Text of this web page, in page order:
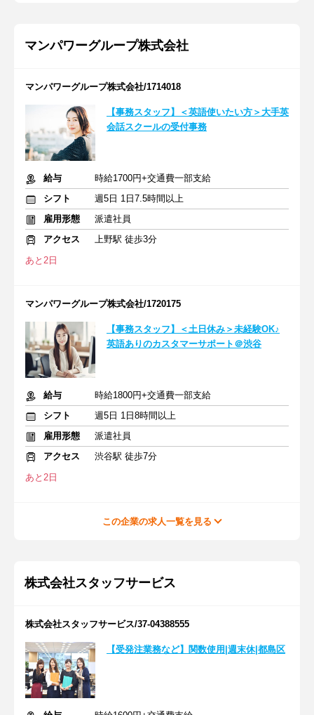
マンパワーグループ株式会社
マンパワーグループ株式会社/1714018
【事務スタッフ】＜英語使いたい方＞大手英
会話スクールの受付事務
給与
時給1700円+交通費一部支給
シフト
週5日 1日7.5時間以上
雇用形態
派遣社員
アクセス
上野駅 徒歩3分
あと2日
マンパワーグループ株式会社/1720175
【事務スタッフ】＜土日休み＞未経験OK♪
英語ありのカスタマーサポート＠渋谷
給与
時給1800円+交通費一部支給
シフト
週5日 1日8時間以上
雇用形態
派遣社員
アクセス
渋谷駅 徒歩7分
あと2日
この企業の求人一覧を見る
株式会社スタッフサービス
株式会社スタッフサービス/37-04388555
【受発注業務など】関数使用|週末休|都島区